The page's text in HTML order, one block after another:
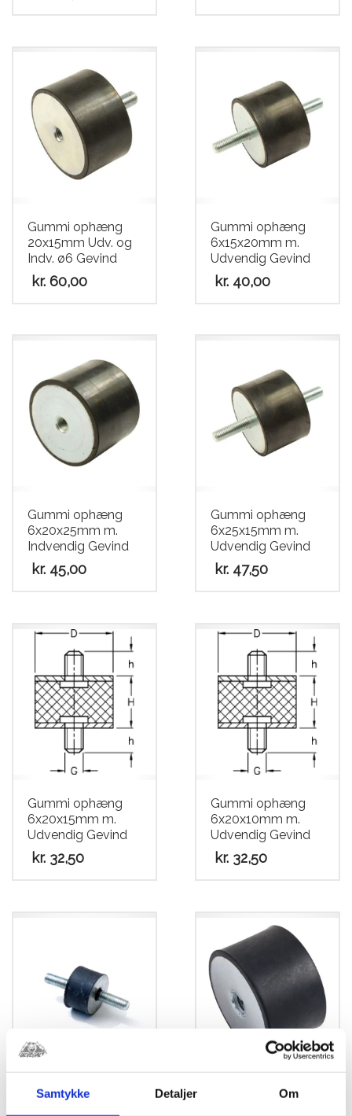
Samtykke Detaljer Om
Gummi ophæng
20x15mm Udv. og
Indv. ø6 Gevind
kr. 60,00
Gummi ophæng
6x15x20mm m.
Udvendig Gevind
kr.40,00
Gummi ophæng
6x20x25mm m.
Indvendig Gevind
kr. 45,00
Gummi ophæng
6x25x15mm m.
Udvendig Gevind
kr.47,50
Gummi ophæng
6x20x15mm m.
Udvendig Gevind
kr. 32,50
Gummi ophæng
6x20x10mm m.
Udvendig Gevind
kr.32,50
Gummi ophæng
Gummi ophæng /